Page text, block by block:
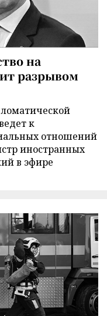
на
разрывом
к
отношений
иностранных
в эфире